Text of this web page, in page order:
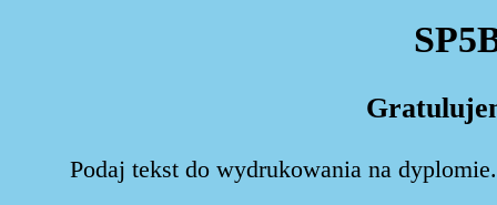
Podaj tekst do wydrukowania na